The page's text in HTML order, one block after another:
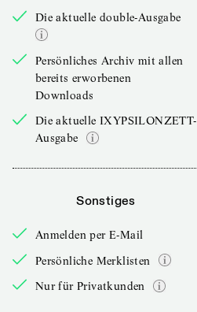
Die aktuelle double-Ausgabe
Persönliches Archiv mit allen
bereits erworbenen
Downloads
Die aktuelle IXYPSILONZETT-
Ausgabe
Sonstiges
Anmelden per E-Mail
Persönliche Merklisten
Nur für Privatkunden